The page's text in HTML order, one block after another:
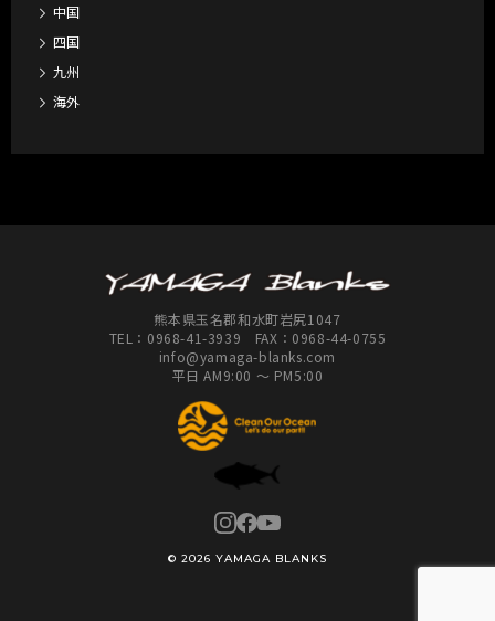
中国
四国
九州
海外
熊本県玉名郡和水町岩尻1047
TEL： 0968-41-3939 FAX：0968-44-0755
info@yamaga-blanks.com
平日 AM9:00 ～ PM5:00
© 2026 YAMAGA BLANKS